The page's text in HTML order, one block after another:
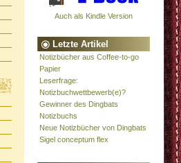
Auch als Kindle Version
Letzte Artikel
Notizbücher aus Coffee-to-go
Papier
Leserfrage:
Notizbuchwettbewerb(e)?
Gewinner des Dingbats
Notizbuchs
Neue Notizbücher von Dingbats
Sigel conceptum flex